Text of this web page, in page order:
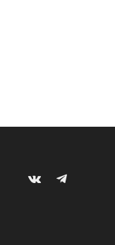
VKontakteTelegram